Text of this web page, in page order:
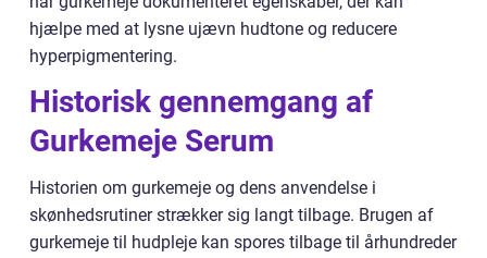
hjælpe med at lysne ujævn hudtone og reducere
hyperpigmentering.
Historisk gennemgang af
Gurkemeje Serum
Historien om gurkemeje og dens anvendelse i
skønhedsrutiner strækker sig langt tilbage. Brugen af
gurkemeje til hudpleje kan spores tilbage til århundreder